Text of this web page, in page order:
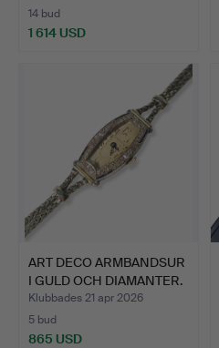
14 bud
1 614 USD
ART DECO ARMBANDSUR
I GULD OCH DIAMANTER.
Klubbades 21 apr 2026
5 bud
865 USD